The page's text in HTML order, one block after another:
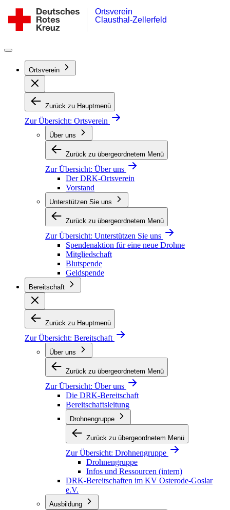
Inhalt
springen
Ortsverein
Clausthal-
Clausthal-Zellerfeld
Ortsverein
Ortsverein
Zurück zu Hauptmenü
Zur Übersicht: Ortsverein
Über uns
Zurück zu übergeordnetem Menü
Zur Übersicht: Über uns
Der DRK-Ortsverein
Vorstand
Unterstützen Sie uns
Zurück zu übergeordnetem Menü
Zur Übersicht: Unterstützen Sie uns
Spendenaktion für eine neue Drohne
Mitgliedschaft
Blutspende
Geldspende
Bereitschaft
Zurück zu Hauptmenü
Zur Übersicht: Bereitschaft
Über uns
Zurück zu übergeordnetem Menü
Zur Übersicht: Über uns
Die DRK-Bereitschaft
Bereitschaftsleitung
Drohnengruppe
Zurück zu übergeordnetem Menü
Zur Übersicht: Drohnengruppe
Drohnengruppe
Infos und Ressourcen (intern)
DRK-Bereitschaften im KV Osterode-Goslar
e.V.
Ausbildung